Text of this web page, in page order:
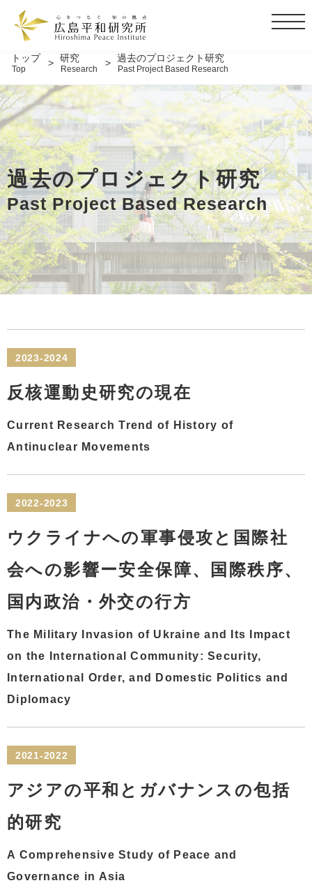
t
l
n
a
v
i
g
a
t
o
n
トップ
Top
研究
Research
過去のプロジェクト研究
Past Project Based Research
過去のプロジェクト研究
Past Project Based Research
2023-2024
反核運動史研究の現在
Current Research Trend of History of
Antinuclear Movements
2022-2023
ウクライナへの軍事侵攻と国際社
会への影響ー安全保障、国際秩序、
国内政治・外交の行方
The Military Invasion of Ukraine and Its Impact
on the International Community: Security,
International Order, and Domestic Politics and
Diplomacy
2021-2022
アジアの平和とガバナンスの包括
的研究
A Comprehensive Study of Peace and
Governance in Asia